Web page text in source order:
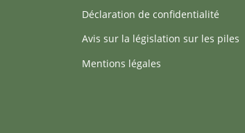
Déclaration de confidentialité
Avis sur la législation sur les piles
Mentions légales